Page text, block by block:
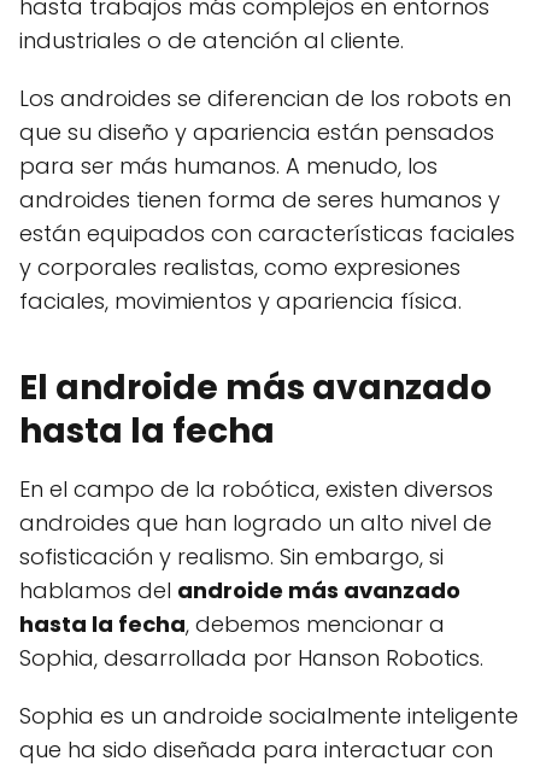
hasta trabajos más complejos en entornos
industriales o de atención al cliente.
Los androides se diferencian de los robots en
que su diseño y apariencia están pensados
para ser más humanos. A menudo, los
androides tienen forma de seres humanos y
están equipados con características faciales
y corporales realistas, como expresiones
faciales, movimientos y apariencia física.
El androide más avanzado
hasta la fecha
En el campo de la robótica, existen diversos
androides que han logrado un alto nivel de
sofisticación y realismo. Sin embargo, si
hablamos del androide más avanzado
hasta la fecha, debemos mencionar a
Sophia, desarrollada por Hanson Robotics.
Sophia es un androide socialmente inteligente
que ha sido diseñada para interactuar con